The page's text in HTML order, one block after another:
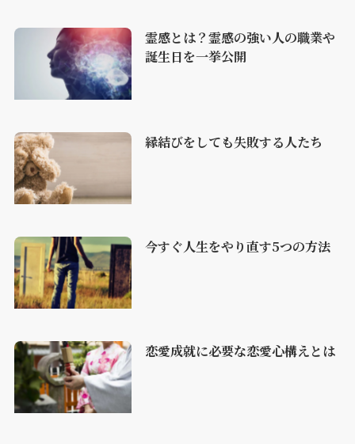
霊感とは？霊感の強い人の職業や
誕生日を一挙公開
縁結びをしても失敗する人たち
今すぐ人生をやり直す5つの方法
恋愛成就に必要な恋愛心構えとは